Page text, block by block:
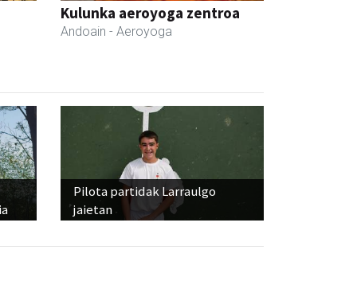
Kulunka aeroyoga zentroa
Andoain - Aeroyoga
Pilota partidak Larraulgo
jaietan